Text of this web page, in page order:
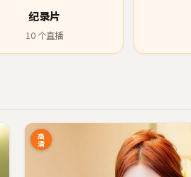
纪录片
10个直播
高
清